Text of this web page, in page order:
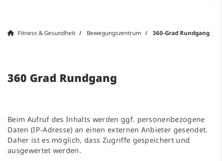
Fitness & Gesundheit Bewegungszentrum 360-Grad Rundgang
360 Grad Rundgang
Beim Aufruf des Inhalts werden ggf. personenbezogene
Daten (IP-Adresse) an einen externen Anbieter gesendet.
Daher ist es möglich, dass Zugriffe gespeichert und
ausgewertet werden.